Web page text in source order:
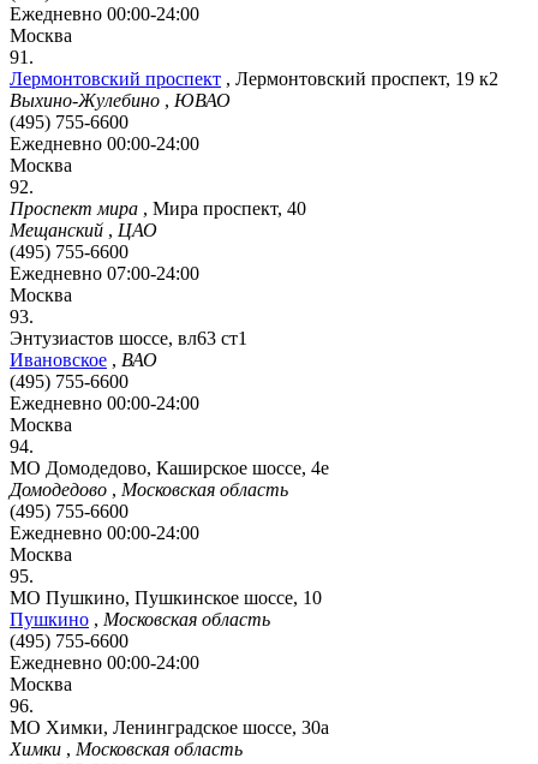
Ежедневно 00:00-24:00
Москва
91.
Лермонтовский проспект , Лермонтовский проспект, 19 к2
Выхино-Жулебино , ЮВАО
(495) 755-6600
Ежедневно 00:00-24:00
Москва
92.
Проспект мира , Мира проспект, 40
Мещанский , ЦАО
(495) 755-6600
Ежедневно 07:00-24:00
Москва
93.
Энтузиастов шоссе, вл63 ст1
Ивановское , ВАО
(495) 755-6600
Ежедневно 00:00-24:00
Москва
94.
МО Домодедово, Каширское шоссе, 4е
Домодедово , Московская область
(495) 755-6600
Ежедневно 00:00-24:00
Москва
95.
МО Пушкино, Пушкинское шоссе, 10
Пушкино , Московская область
(495) 755-6600
Ежедневно 00:00-24:00
Москва
96.
МО Химки, Ленинградское шоссе, 30а
Химки , Московская область